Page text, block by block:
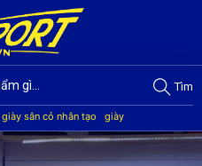
Tìm
giày sân cỏ nhân tạo
giày
Akka quần áo bóng đá
giày